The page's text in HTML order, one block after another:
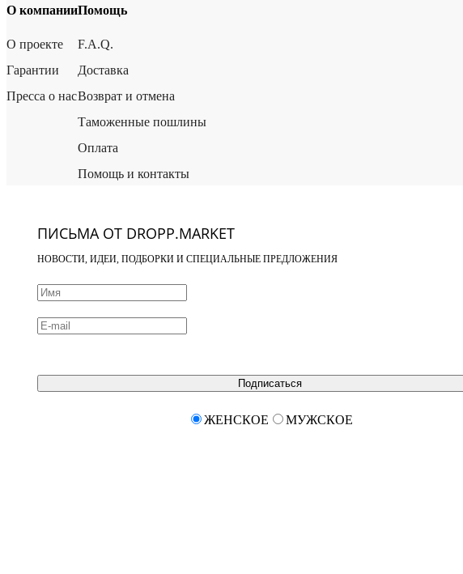
О компании
О проекте
Гарантии
Пресса о нас
Помощь
F.A.Q.
Доставка
Возврат и отмена
Таможенные пошлины
Оплата
Помощь и контакты
ПИСЬМА ОТ DROPP.MARKET
НОВОСТИ, ИДЕИ, ПОДБОРКИ И СПЕЦИАЛЬНЫЕ ПРЕДЛОЖЕНИЯ
Подписаться
ЖЕНСКОЕ МУЖСКОЕ